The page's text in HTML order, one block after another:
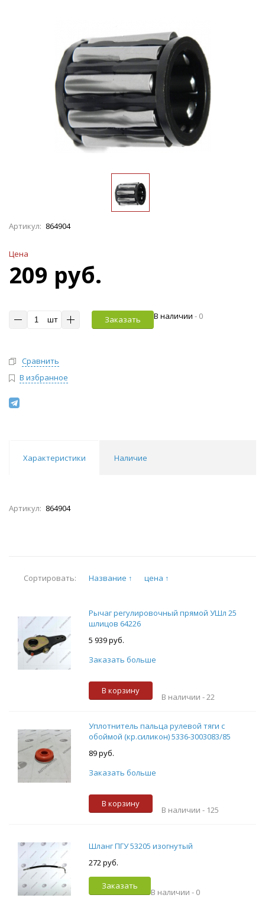
Артикул: 864904
Цена
209 руб.
шт Заказать В наличии - 0
Сравнить
В избранное
Характеристики Наличие
Артикул: 864904
Сортировать: Название ↑ цена ↑
Рычаг регулировочный прямой УШл 25
шлицов 64226
5 939 руб.
Заказать больше
В корзину
В наличии -22
Уплотнитель пальца рулевой тяги с
обоймой (кр.силикон) 5336-3003083/85
89 руб.
Заказать больше
В корзину
В наличии - 125
Шланг ПГУ 53205 изогнутый
272 руб.
Заказать
В наличии - 0